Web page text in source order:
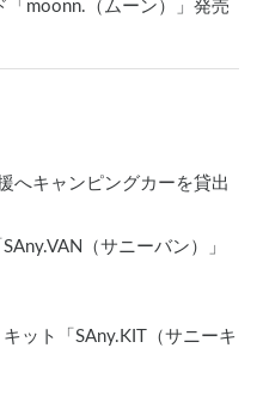
「moonn.（ムーン）」発売
へキャンピングカーを貸出
（サニーバン）」
ット「SAny.KIT（サニーキ